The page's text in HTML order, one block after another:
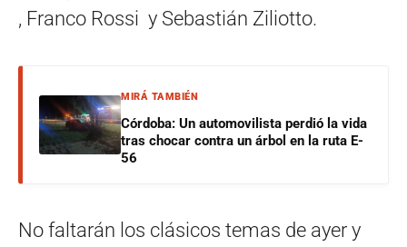
, Franco Rossi y Sebastián Ziliotto.
MIRÁ TAMBIÉN
Córdoba: Un automovilista perdió la vida
tras chocar contra un árbol en la ruta E-
56
No faltarán los clásicos temas de ayer y